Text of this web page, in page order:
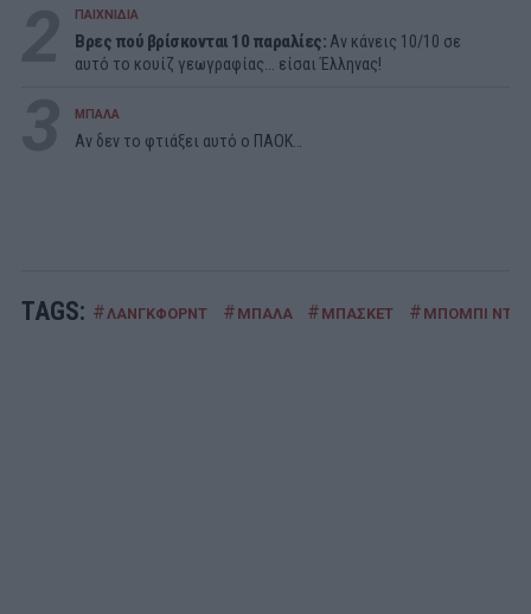
ΠΑΙΧΝΙΔΙΑ
Βρες πού βρίσκονται 10 παραλίες: Αν κάνεις 10/10 σε
αυτό το κουίζ γεωγραφίας... είσαι Έλληνας!
ΜΠΑΛΑ
Αν δεν το φτιάξει αυτό ο ΠΑΟΚ…
TAGS: #ΛΑΝΓΚΦΟΡΝΤ # ΜΠΑΛΑ # ΜΠΑΣΚΕΤ # ΜΠΟΜΠΙ